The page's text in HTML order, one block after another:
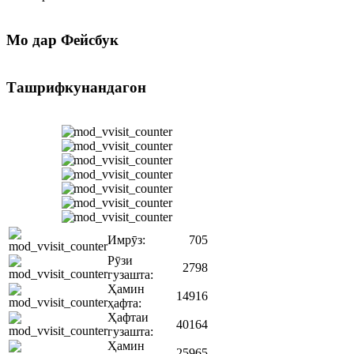
Мо дар Фейсбук
Ташрифкунандагон
Имрӯз:
705
Рӯзи
гузашта:
2798
Ҳамин
ҳафта:
14916
Ҳафтаи
гузашта:
40164
Ҳамин